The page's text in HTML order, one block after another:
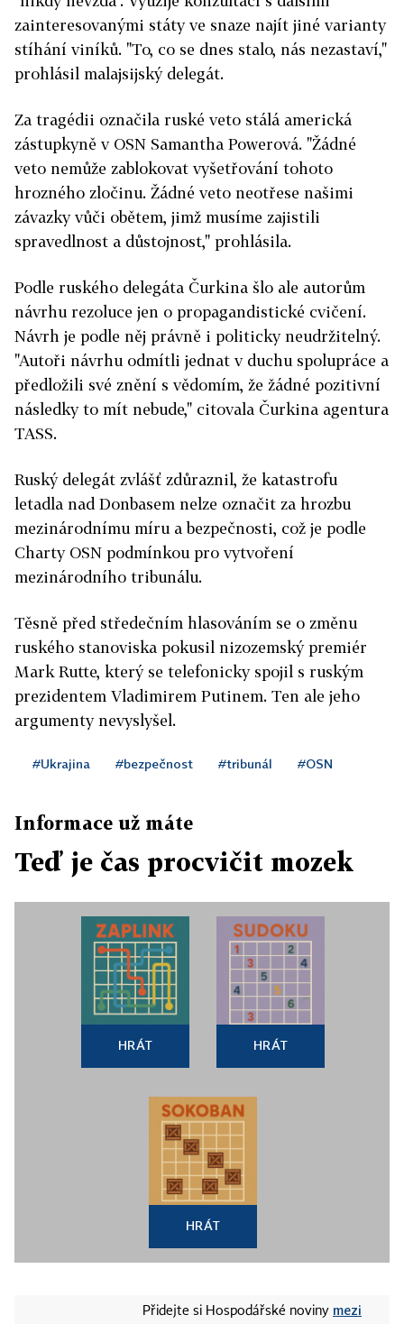
zainteresovanými státy ve snaze najít jiné varianty
stíhání viníků. "To, co se dnes stalo, nás nezastaví,"
prohlásil malajsijský delegát.
Za tragédii označila ruské veto stálá americká
zástupkyně v OSN Samantha Powerová. "Žádné
veto nemůže zablokovat vyšetřování tohoto
hrozného zločinu. Žádné veto neotřese našimi
závazky vůči obětem, jimž musíme zajistili
spravedlnost a důstojnost," prohlásila.
Podle ruského delegáta Čurkina šlo ale autorům
návrhu rezoluce jen o propagandistické cvičení.
Návrh je podle něj právně i politicky neudržitelný.
"Autoři návrhu odmítli jednat v duchu spolupráce a
předložili své znění s vědomím, že žádné pozitivní
následky to mít nebude," citovala Čurkina agentura
TASS.
Ruský delegát zvlášť zdůraznil, že katastrofu
letadla nad Donbasem nelze označit za hrozbu
mezinárodnímu míru a bezpečnosti, což je podle
Charty OSN podmínkou pro vytvoření
mezinárodního tribunálu.
Těsně před středečním hlasováním se o změnu
ruského stanoviska pokusil nizozemský premiér
Mark Rutte, který se telefonicky spojil s ruským
prezidentem Vladimirem Putinem. Ten ale jeho
argumenty nevyslyšel.
#Ukrajina #bezpečnost #tribunál #OSN
Informace už máte
Teď je čas procvičit mozek
HRÁT HRÁT
HRÁT
Přidejte si Hospodářské noviny mezi